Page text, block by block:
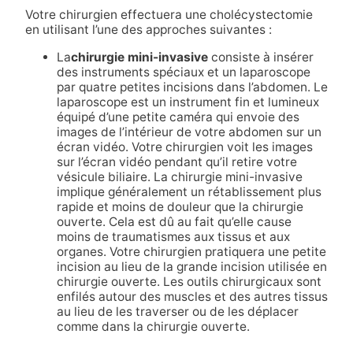
Votre chirurgien effectuera une cholécystectomie
en utilisant l’une des approches suivantes :
Lachirurgie mini-invasiveconsiste à insérer
des instruments spéciaux et un laparoscope
par quatre petites incisions dans l’abdomen. Le
laparoscope est un instrument fin et lumineux
équipé d’une petite caméra qui envoie des
images de l’intérieur de votre abdomen sur un
écran vidéo. Votre chirurgien voit les images
sur l’écran vidéo pendant qu’il retire votre
vésicule biliaire. La chirurgie mini-invasive
implique généralement un rétablissement plus
rapide et moins de douleur que la chirurgie
ouverte. Cela est dû au fait qu’elle cause
moins de traumatismes aux tissus et aux
organes. Votre chirurgien pratiquera une petite
incision au lieu de la grande incision utilisée en
chirurgie ouverte. Les outils chirurgicaux sont
enfilés autour des muscles et des autres tissus
au lieu de les traverser ou de les déplacer
comme dans la chirurgie ouverte.